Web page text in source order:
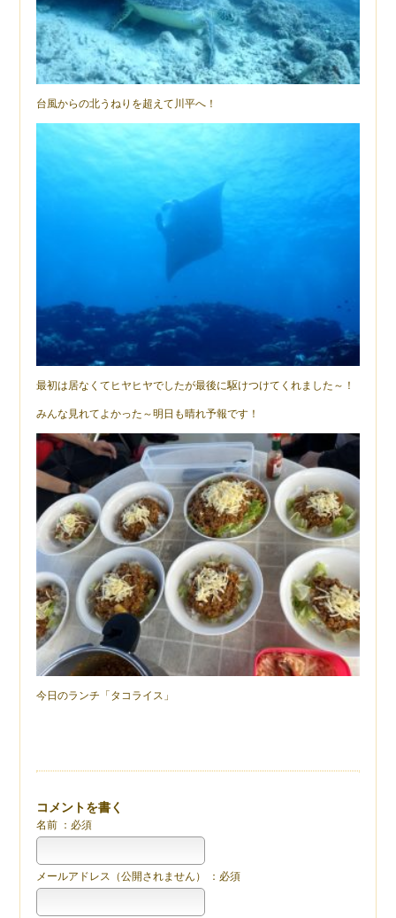
台風からの北うねりを超えて川平へ！
最初は居なくてヒヤヒヤでしたが最後に駆けつけてくれました～！
みんな見れてよかった～明日も晴れ予報です！
今日のランチ「タコライス」
コメントを書く
名前 ：必須
メールアドレス（公開されません） ：必須